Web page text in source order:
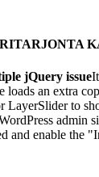
jQuery issue
loads an extra
LayerSlider to
admin
and enable the